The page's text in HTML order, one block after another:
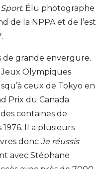
Sport. Élu photographe
de la NPPA et de l’est
de grande envergure.
Jeux Olympiques
ceux de Tokyo en
Prix du Canada
centaines de
Il a plusieurs
donc Je réussis
avec Stéphane